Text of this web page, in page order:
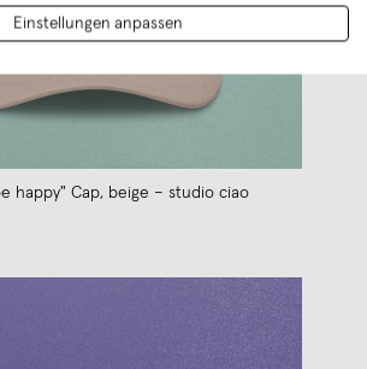
happy" Cap, beige – studio ciao
Einstellungen anpassen